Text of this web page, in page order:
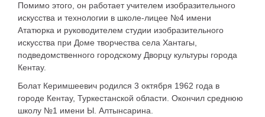
Помимо этого, он работает учителем изобразительного
искусства и технологии в школе-лицее №4 имени
Ататюрка и руководителем студии изобразительного
искусства при Доме творчества села Хантагы,
подведомственного городскому Дворцу культуры города
Кентау.
Болат Керимшеевич родился 3 октября 1962 года в
городе Кентау, Туркестанской области. Окончил среднюю
школу №1 имени Ы. Алтынсарина.